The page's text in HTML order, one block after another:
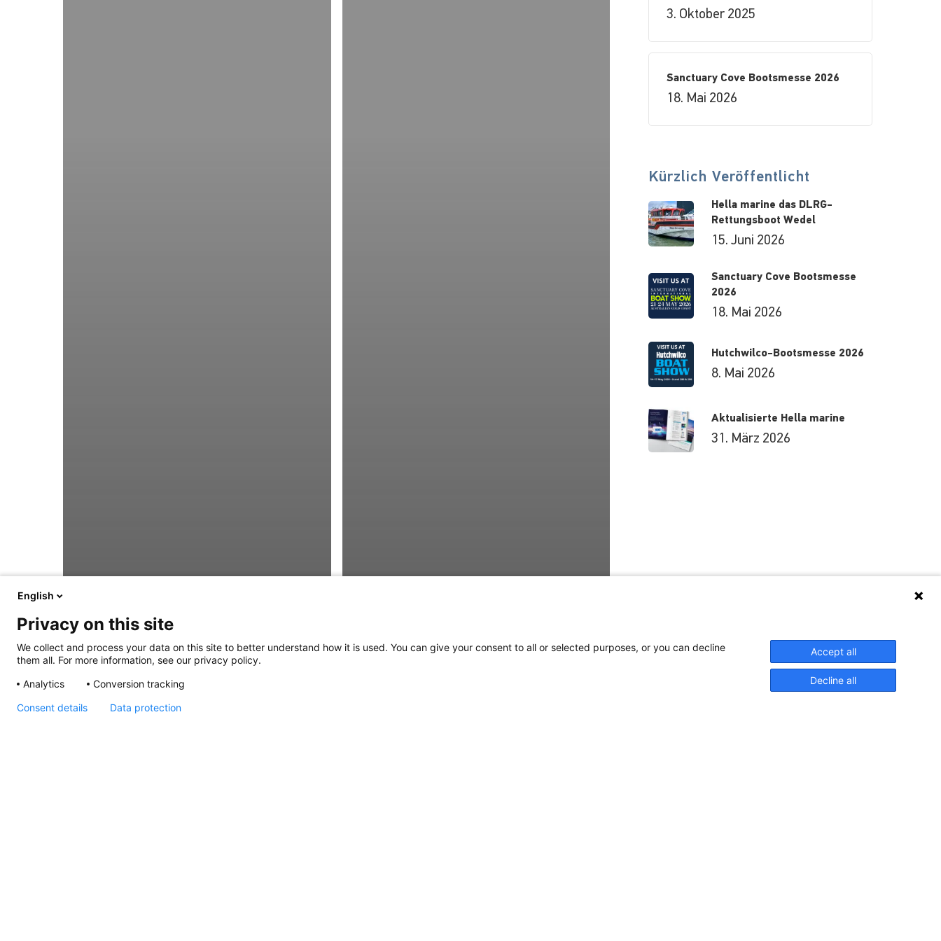
3. Oktober 2025
Sanctuary Cove Bootsmesse 2026
18. Mai 2026
Kürzlich Veröffentlicht
Hella marine das DLRG-
Rettungsboot Wedel
15. Juni 2026
Sanctuary Cove Bootsmesse
2026
18. Mai 2026
Hutchwilco-Bootsmesse 2026
8. Mai 2026
Aktualisierte Hella marine
31. März 2026
English
Privacy on this site
We collect and process your data on this site to better understand how it is used. You can give your consent to all or selected purposes, or you can decline
them all. For more information, see our privacy policy.
Analytics
Conversion tracking
Accept all
Decline all
Consent details Data protection